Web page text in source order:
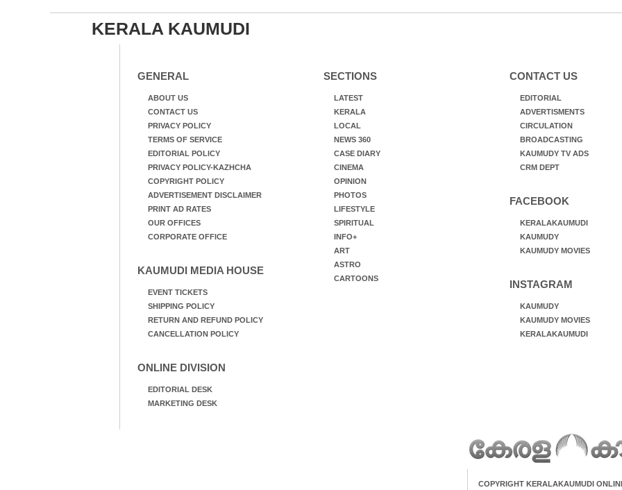
KERALA KAUMUDI
GENERAL
ABOUT US
CONTACT US
PRIVACY POLICY
TERMS OF SERVICE
EDITORIAL POLICY
PRIVACY POLICY-KAZHCHA
COPYRIGHT POLICY
ADVERTISEMENT DISCLAIMER
PRINT AD RATES
OUR OFFICES
CORPORATE OFFICE
KAUMUDI MEDIA HOUSE
EVENT TICKETS
SHIPPING POLICY
RETURN AND REFUND POLICY
CANCELLATION POLICY
ONLINE DIVISION
EDITORIAL DESK
MARKETING DESK
SECTIONS
LATEST
KERALA
LOCAL
NEWS 360
CASE DIARY
CINEMA
OPINION
PHOTOS
LIFESTYLE
SPIRITUAL
INFO+
ART
ASTRO
CARTOONS
CONTACT US
EDITORIAL
ADVERTISMENTS
CIRCULATION
BROADCASTING
KAUMUDY TV ADS
CRM DEPT
FACEBOOK
KERALAKAUMUDI
KAUMUDY
KAUMUDY MOVIES
INSTAGRAM
KAUMUDY
KAUMUDY MOVIES
KERALAKAUMUDI
COPYRIGHT KERALAKAUMUDI